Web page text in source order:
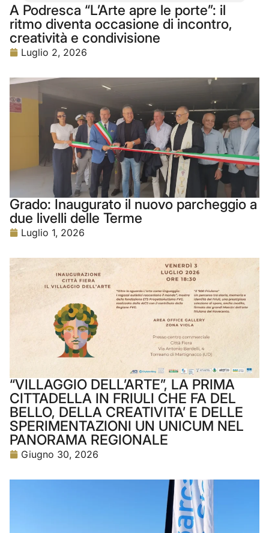
A Podresca “L’Arte apre le porte”: il
ritmo diventa occasione di incontro,
creatività e condivisione
Luglio 2, 2026
Grado: Inaugurato il nuovo parcheggio a
due livelli delle Terme
Luglio 1, 2026
“VILLAGGIO DELL’ARTE”, LA PRIMA
CITTADELLA IN FRIULI CHE FA DEL
BELLO, DELLA CREATIVITA’ E DELLE
SPERIMENTAZIONI UN UNICUM NEL
PANORAMA REGIONALE
Giugno 30, 2026